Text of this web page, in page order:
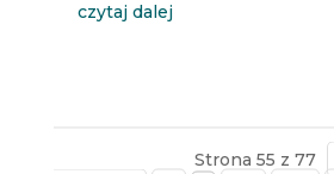
czytaj dalej
Strona 55 z 77